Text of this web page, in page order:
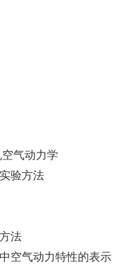
气动力学
验方法
法
空气动力特性的表示